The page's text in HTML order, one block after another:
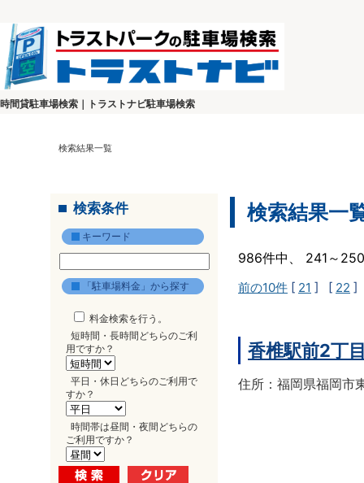
時間貸駐車場検索｜トラストナビ駐車場検索
検索結果一覧
検索条件
キーワード
「駐車場料金」から探す
料金検索を行う。
短時間・長時間どちらのご利
用ですか？
平日・休日どちらのご利用で
すか？
時間帯は昼間・夜間どちらの
ご利用ですか？
検索結果一
986件中、 241～
前の10件 [ 21 ] [ 22 ]
香椎駅前2丁
住所：福岡県福岡市